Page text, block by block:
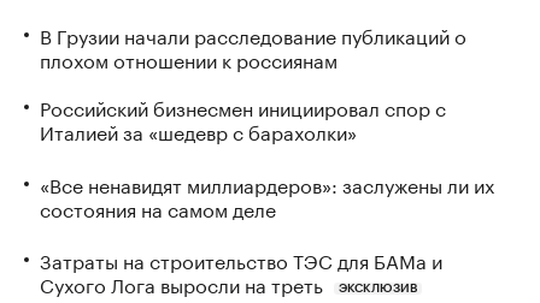
В Грузии начали расследование публикаций о
плохом отношении к россиянам
Российский бизнесмен инициировал спор с
Италией за «шедевр с барахолки»
«Все ненавидят миллиардеров»: заслужены ли их
состояния на самом деле
Затраты на строительство ТЭС для БАМа и
Сухого Лога выросли на треть
ЭКСКЛЮЗИВ